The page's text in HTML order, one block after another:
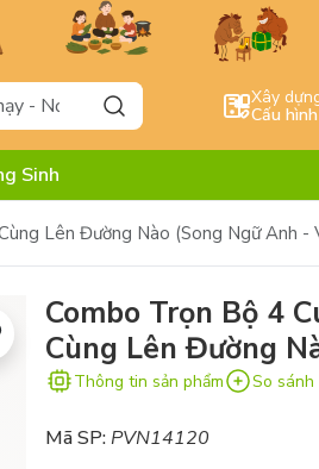
Xây
Cấu hình
Sinh
Lên Đường Nào (Song Ngữ Anh -
Combo Trọn Bộ 4
Cùng Lên Đường
Thông tin sản phẩm So sánh
Mã SP:PVN14120